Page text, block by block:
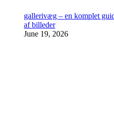
gallerivæg – en komplet
af billeder
June 19, 2026